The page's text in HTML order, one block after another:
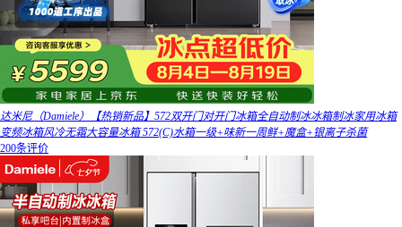
达米尼（Damiele）【热销新品】572双开门对开门冰箱全自动制冰冰箱制冰家用冰箱
变频冰箱风冷无霜大容量冰箱 572(C)水箱一级+味新一周鲜+魔盒+银离子杀菌
200条评价